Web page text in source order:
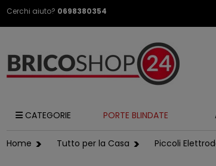
Cerchi aiuto? 0698380354
CATEGORIE PORTE BLINDATE
Home Tutto per la Casa Piccoli